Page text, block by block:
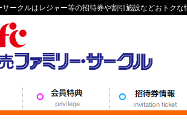
ークルはレジャー等の招待券や割引施設などおトクな